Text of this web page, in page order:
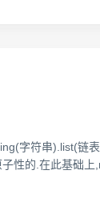
字符串).list(链
性的.在此基础